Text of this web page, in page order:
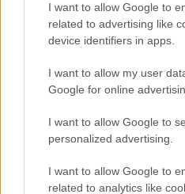
I want to allow Google to
related to advertising like
device identifiers in apps.
I want to allow my user
Google for online
I want to allow Google to
personalized advertising.
I want to allow Google to
related to analytics like
Εθνική Σύνταξη
το πλήρες ποσό